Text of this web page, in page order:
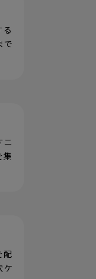
る
で
ニ
集
配
ケ